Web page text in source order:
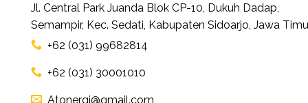
Jl. Central Park Juanda Blok CP-10, Dukuh Dadap,
Semampir, Kec. Sedati, Kabupaten Sidoarjo, Jawa
+62 (031) 99682814
+62 (031) 30001010
Atonergi@gmail.com